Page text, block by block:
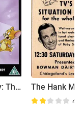
Tom and Jerry: The Classic Collection
4.8